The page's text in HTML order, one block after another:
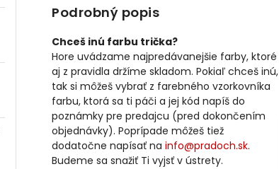
Podrobný popis
Chceš inú farbu trička?
Hore uvádzame najpredávanejšie farby, ktoré
aj z pravidla držíme skladom. Pokiaľ chceš inú,
tak si môžeš vybrať z farebného vzorkovníka
farbu, ktorá sa ti páči a jej kód napíš do
poznámky pre predajcu (pred dokončením
objednávky). Poprípade môžeš tiež
dodatočne napísať na info@pradoch.sk.
Budeme sa snažiť Ti vyjsť v ústrety.